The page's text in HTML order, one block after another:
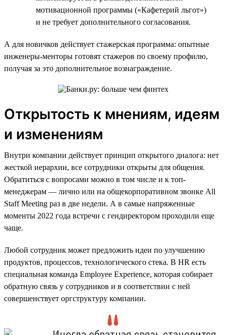
мотивационной программы («Кафетерий льгот»)
и не требует дополнительного согласования.
А для новичков действует стажерская программа: опытные
инженеры-менторы готовят стажеров по своему профилю,
получая за это дополнительное вознаграждение.
Открытость к мнениям, идеям
и изменениям
Внутри компании действует принцип открытого диалога: нет
жесткой иерархии, все сотрудники открыты для общения.
Обратиться с вопросами можно в том числе и к топ-
менеджерам — лично или на общекорпоративном звонке All
Staff Meeting раз в две недели. А в самые напряженные
моменты 2022 года встречи с гендиректором проходили еще
чаще.
Любой сотрудник может предложить идеи по улучшению
продуктов, процессов, технологического стека. В HR есть
специальная команда Employee Experience, которая собирает
обратную связь у сотрудников и в соответствии с ней
совершенствует оргструктуру компании.